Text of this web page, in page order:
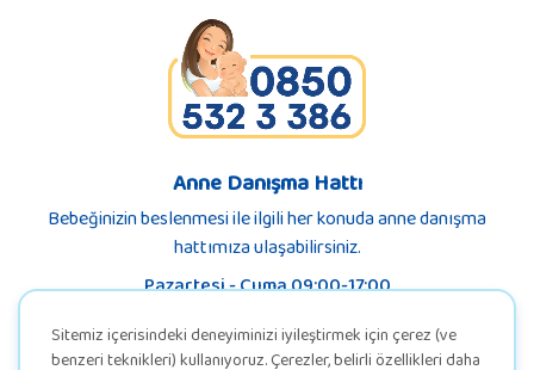
Anne Danışma Hattı
Bebeğinizin beslenmesi ile ilgili her konuda anne danışma
hattımıza ulaşabilirsiniz.
Pazartesi - Cuma 09:00-17:00
Sitemiz içerisindeki deneyiminizi iyileştirmek için çerez (ve
benzeri teknikleri) kullanıyoruz. Çerezler, belirli özellikleri daha